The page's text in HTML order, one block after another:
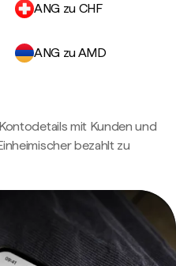
ANG zu CHF
ANG zu AMD
mit Kunden und
bezahlt zu